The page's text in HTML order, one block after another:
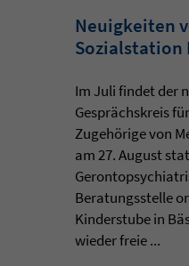
Neuigkeiten
Sozialstation
Im Juli findet der
Gesprächskreis
Zugehörige von
am 27. August
Beratungsstelle
Kinderstube in
wieder freie ...